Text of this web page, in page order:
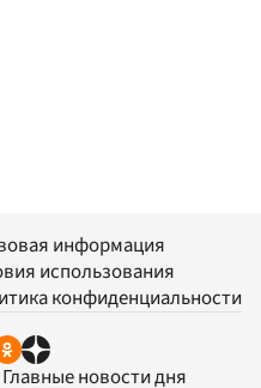
информация
использования
конфиденциальности
новости дня